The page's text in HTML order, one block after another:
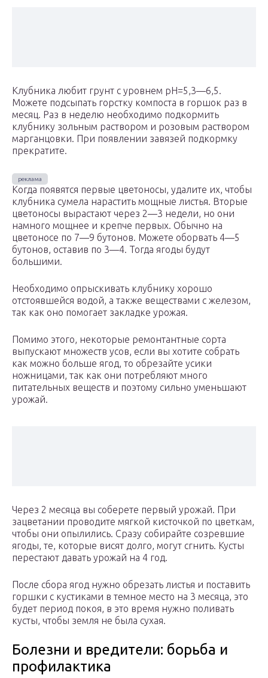
Клубника любит грунт с уровнем рН=5,3—6,5.
Можете подсыпать горстку компоста в горшок раз в
месяц. Раз в неделю необходимо подкормить
клубнику зольным раствором и розовым раствором
марганцовки. При появлении завязей подкормку
прекратите.
Когда появятся первые цветоносы, удалите их, чтобы
клубника сумела нарастить мощные листья. Вторые
цветоносы вырастают через 2—3 недели, но они
намного мощнее и крепче первых. Обычно на
цветоносе по 7—9 бутонов. Можете оборвать 4—5
бутонов, оставив по 3—4. Тогда ягоды будут
большими.
Необходимо опрыскивать клубнику хорошо
отстоявшейся водой, а также веществами с железом,
так как оно помогает закладке урожая.
Помимо этого, некоторые ремонтантные сорта
выпускают множеств усов, если вы хотите собрать
как можно больше ягод, то обрезайте усики
ножницами, так как они потребляют много
питательных веществ и поэтому сильно уменьшают
урожай.
Через 2 месяца вы соберете первый урожай. При
зацветании проводите мягкой кисточкой по цветкам,
чтобы они опылились. Сразу собирайте созревшие
ягоды, те, которые висят долго, могут сгнить. Кусты
перестают давать урожай на 4 год.
После сбора ягод нужно обрезать листья и поставить
горшки с кустиками в темное место на 3 месяца, это
будет период покоя, в это время нужно поливать
кусты, чтобы земля не была сухая.
Болезни и вредители: борьба и
профилактика